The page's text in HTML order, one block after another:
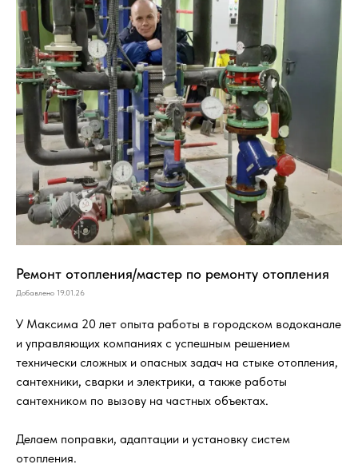
Ремонт отопления/мастер по ремонту отопления
Добавлено 19.01.26
У Максима 20 лет опыта работы в городском водоканале
и управляющих компаниях с успешным решением
технически сложных и опасных задач на стыке отопления,
сантехники, сварки и электрики, а также работы
сантехником по вызову на частных объектах.
Делаем поправки, адаптации и установку систем
отопления.